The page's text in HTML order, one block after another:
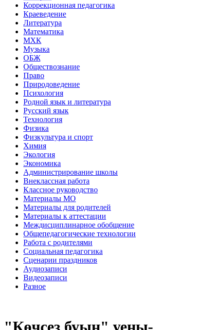
Коррекционная педагогика
Краеведение
Литература
Математика
МХК
Музыка
ОБЖ
Обществознание
Право
Природоведение
Психология
Родной язык и литература
Русский язык
Технология
Физика
Физкультура и спорт
Химия
Экология
Экономика
Администрирование школы
Внеклассная работа
Классное руководство
Материалы МО
Материалы для родителей
Материалы к аттестации
Междисциплинарное обобщение
Общепедагогические технологии
Работа с родителями
Социальная педагогика
Сценарии праздников
Аудиозаписи
Видеозаписи
Разное